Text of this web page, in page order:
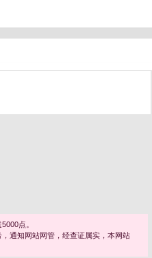
点。
通知网站网管，经查证属实，本网站